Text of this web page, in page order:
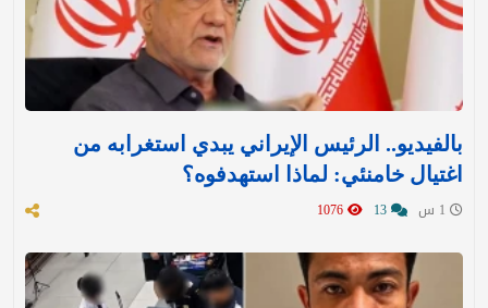
بالفيديو.. الرئيس الإيراني يبدي استغرابه من
اغتيال خامنئي: لماذا استهدفوه؟